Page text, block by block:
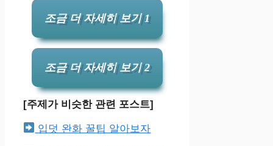
조금 더 자세히 보기 1
조금 더 자세히 보기 2
[주제가 비슷한 관련 포스트]
입덧 완화 꿀팁 알아보자